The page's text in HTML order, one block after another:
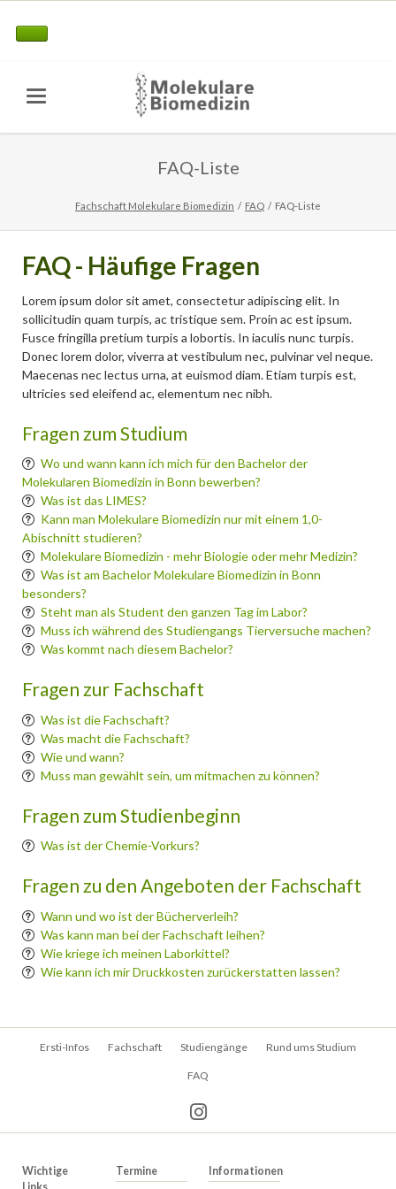
FAQ-Liste
Fachschaft Molekulare Biomedizin FAQ FAQ-Liste
FAQ - Häufige Fragen
Lorem ipsum dolor sit amet, consectetur adipiscing elit. In
sollicitudin quam turpis, ac tristique sem. Proin ac est ipsum.
Fusce fringilla pretium turpis a lobortis. In iaculis nunc turpis.
Donec lorem dolor, viverra at vestibulum nec, pulvinar vel neque.
Maecenas nec lectus urna, at euismod diam. Etiam turpis est,
ultricies sed eleifend ac, elementum nec nibh.
Fragen zum Studium
Wo und wann kann ich mich für den Bachelor der
Molekularen Biomedizin in Bonn bewerben?
Was ist das LIMES?
Kann man Molekulare Biomedizin nur mit einem 1,0-
Abischnitt studieren?
Molekulare Biomedizin - mehr Biologie oder mehr Medizin?
Was ist am Bachelor Molekulare Biomedizin in Bonn
besonders?
Steht man als Student den ganzen Tag im Labor?
Muss ich während des Studiengangs Tierversuche machen?
Was kommt nach diesem Bachelor?
Fragen zur Fachschaft
Was ist die Fachschaft?
Was macht die Fachschaft?
Wie und wann?
Muss man gewählt sein, um mitmachen zu können?
Fragen zum Studienbeginn
Was ist der Chemie-Vorkurs?
Fragen zu den Angeboten der Fachschaft
Wann und wo ist der Bücherverleih?
Was kann man bei der Fachschaft leihen?
Wie kriege ich meinen Laborkittel?
Wie kann ich mir Druckkosten zurückerstatten lassen?
Navigation
Ersti-Infos Fachschaft Studiengänge Rund ums Studium
FAQ
Wichtige
Termine Informationen